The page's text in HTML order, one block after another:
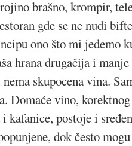
krompir,
gde se ne nudi
ono što mi jedemo
hrana drugačija i
skupocena vina.
Domaće vino,
postoje i sređene
dok često